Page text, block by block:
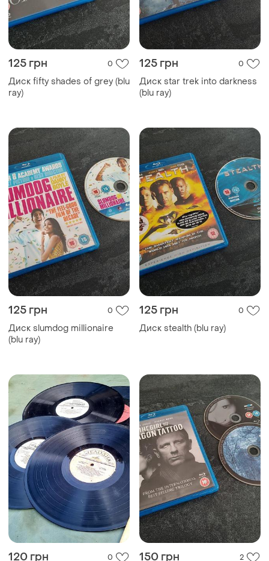
125 грн 0
Диск fifty shades of grey (blu
ray)
125 грн 0
Диск star trek into darkness
(blu ray)
125 грн 0
Диск slumdog millionaire
(blu ray)
125 грн 0
Диск stealth (blu ray)
120 грн 0 150 грн 2